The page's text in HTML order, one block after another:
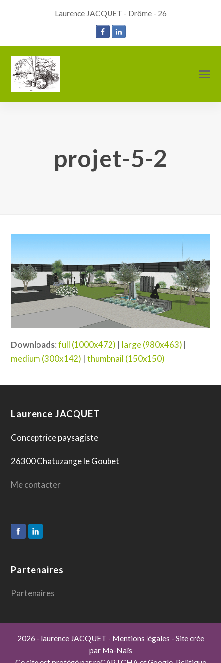
Laurence JACQUET - Drôme - 26
FacebookLinkedIn
projet-5-2
Downloads:full (1000x472) | large (980x463) |
medium (300x142) |thumbnail (150x150)
Laurence JACQUET
Conceptrice paysagiste
26300 Chatuzange le Goubet
Me contacter
Partenaires
Partenaires
2026 - laurence JACQUET - Mentions légales - Site crée
par Ma-Naïs